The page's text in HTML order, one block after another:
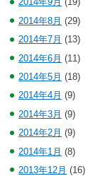
2014年8月 (29)
2014年7月 (13)
2014年6月 (11)
2014年5月 (18)
2014年4月 (9)
2014年3月 (9)
2014年2月 (9)
2014年1月 (8)
2013年12月 (16)